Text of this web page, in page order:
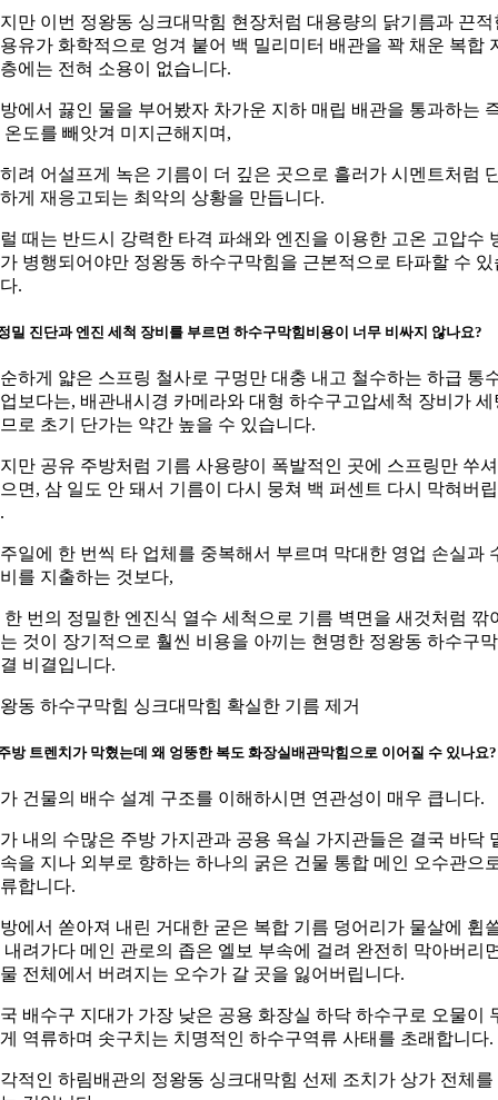
만 이번 정왕동 싱크대막힘 현장처럼 대용량의 닭기름과 끈적
유가 화학적으로 엉겨 붙어 백 밀리미터 배관을 꽉 채운 복합
에는 전혀 소용이 없습니다.
에서 끓인 물을 부어봤자 차가운 지하 매립 배관을 통과하는
온도를 빼앗겨 미지근해지며,
려 어설프게 녹은 기름이 더 깊은 곳으로 흘러가 시멘트처럼
게 재응고되는 최악의 상황을 만듭니다.
때는 반드시 강력한 타격 파쇄와 엔진을 이용한 고온 고압수
병행되어야만 정왕동 하수구막힘을 근본적으로 타파할 수 있
.
밀 진단과 엔진 세척 장비를 부르면 하수구막힘비용이 너무 비싸지 않나요?
하게 얇은 스프링 철사로 구멍만 대충 내고 철수하는 하급 통
보다는, 배관내시경 카메라와 대형 하수구고압세척 장비가 세
로 초기 단가는 약간 높을 수 있습니다.
만 공유 주방처럼 기름 사용량이 폭발적인 곳에 스프링만 쑤셔
면, 삼 일도 안 돼서 기름이 다시 뭉쳐 백 퍼센트 다시 막혀버
일에 한 번씩 타 업체를 중복해서 부르며 막대한 영업 손실과
를 지출하는 것보다,
한 번의 정밀한 엔진식 열수 세척으로 기름 벽면을 새것처럼 깎
것이 장기적으로 훨씬 비용을 아끼는 현명한 정왕동 하수구
비결입니다.
동 하수구막힘 싱크대막힘 확실한 기름 제거
방 트렌치가 막혔는데 왜 엉뚱한 복도 화장실배관막힘으로 이어질 수 있나요?
건물의 배수 설계 구조를 이해하시면 연관성이 매우 큽니다.
내의 수많은 주방 가지관과 공용 욕실 가지관들은 결국 바닥
을 지나 외부로 향하는 하나의 굵은 건물 통합 메인 오수관으
합니다.
에서 쏟아져 내린 거대한 굳은 복합 기름 덩어리가 물살에 휩
내려가다 메인 관로의 좁은 엘보 부속에 걸려 완전히 막아버리
전체에서 버려지는 오수가 갈 곳을 잃어버립니다.
배수구 지대가 가장 낮은 공용 화장실 하닥 하수구로 오물이
역류하며 솟구치는 치명적인 하수구역류 사태를 초래합니다.
적인 하림배관의 정왕동 싱크대막힘 선제 조치가 상가 전체를